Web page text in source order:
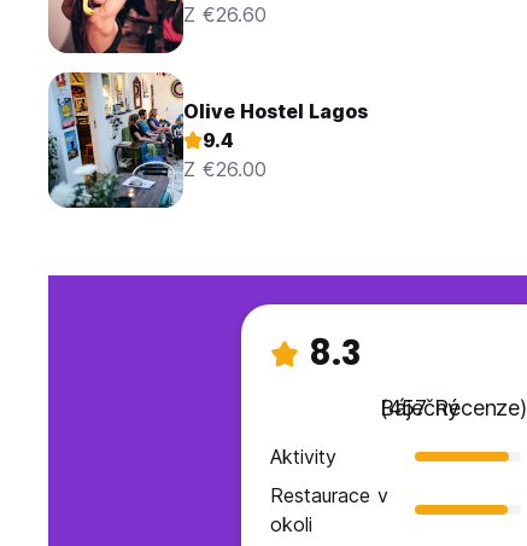
Z €26.60
Olive Hostel Lagos
9.4
Z €26.00
8.3
Báječný
(457 Recenze)
Aktivity
Restaurace v
okoli